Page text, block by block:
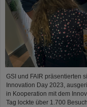
GSI und FAIR präsentierten
Innovation Day 2023,
in Kooperation mit dem
Tag lockte über 1.700